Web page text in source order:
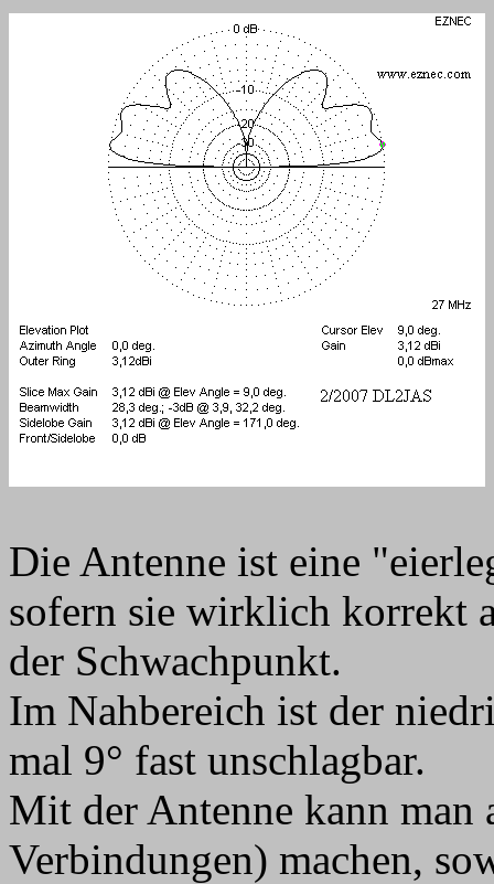
Die Antenne ist eine
sofern sie wirklich korrekt
der Schwachpunkt.
Im Nahbereich ist der
mal 9° fast unschlagbar.
Mit der Antenne kann man
Verbindungen) machen,